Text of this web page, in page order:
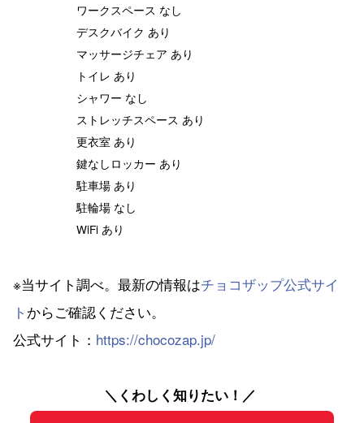
ワークスペース なし
デスクバイク あり
マッサージチェア あり
トイレ あり
シャワー なし
ストレッチスペース あり
更衣室 あり
鍵なしロッカー あり
駐車場 あり
駐輪場 なし
WiFi あり
※当サイト調べ。最新の情報はチョコザップ公式サイ
ト からご確認ください。
公式サイト： https://chocozap.jp/
＼くわしく知りたい！／